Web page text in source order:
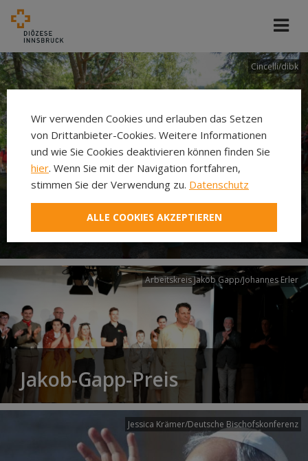
Cincelli/dibk
Neuer Pilgerweg Via
Laudato si’
Arbeitskreis Jakob Gapp/Johannes Erler
Jakob-Gapp-Preis
Jessica Krämer/Deutsche Bischofskonferenz
Wir verwenden Cookies und erlauben das Setzen
von Drittanbieter-Cookies. Weitere Informationen
und wie Sie Cookies deaktivieren können finden Sie
hier. Wenn Sie mit der Navigation fortfahren,
stimmen Sie der Verwendung zu. Datenschutz
ALLE COOKIES AKZEPTIEREN